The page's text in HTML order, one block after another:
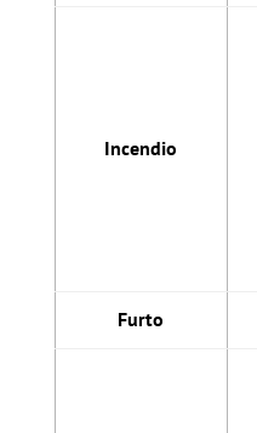
Incendio
Furto